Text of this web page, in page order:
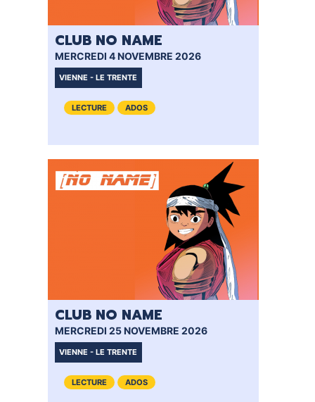
CLUB NO NAME
MERCREDI 4 NOVEMBRE 2026
VIENNE - LE TRENTE
LECTURE ADOS
CLUB NO NAME
MERCREDI 25 NOVEMBRE 2026
VIENNE - LE TRENTE
LECTURE ADOS